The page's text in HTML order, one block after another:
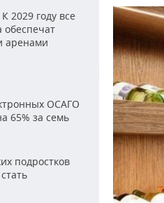
2029 году все
обеспечат
аренами
ОСАГО
65% за семь
подростков